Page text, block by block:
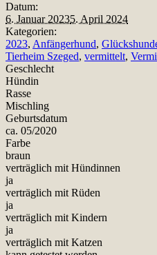
Datum:
6. Januar 20235. April 2024
Kategorien:
2023, Anfängerhund,
Tierheim Szeged, vermittelt,
Geschlecht
Hündin
Rasse
Mischling
Geburtsdatum
ca. 05/2020
Farbe
braun
verträglich mit Hündinnen
ja
verträglich mit Rüden
ja
verträglich mit Kindern
ja
verträglich mit Katzen